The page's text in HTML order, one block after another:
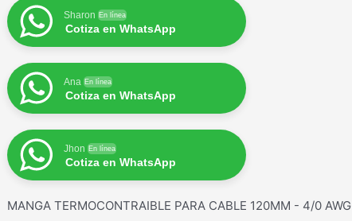
Sharon En línea
Cotiza en WhatsApp
Ana En línea
Cotiza en WhatsApp
Jhon En línea
Cotiza en WhatsApp
MANGA TERMOCONTRAIBLE PARA CABLE 120MM - 4/0 AWG